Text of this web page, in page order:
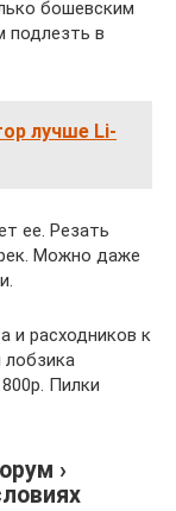
бошевским
подлезть в
лучше Li-
ее. Резать
Можно даже
и расходников к
лобзика
Пилки
›